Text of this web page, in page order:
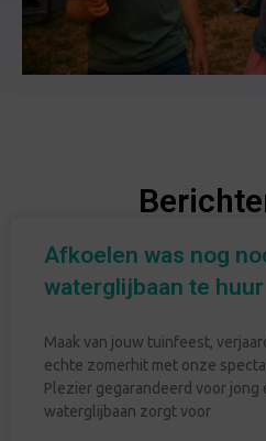
Afkoelen was nog
waterglijbaan te huur
Maak van jouw tuinfeest,
echte zomerhit met onze
Plezier gegarandeerd voor jong
waterglijbaan zorgt voor